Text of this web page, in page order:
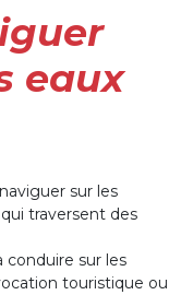
eaux
sur les
traversent des
conduire sur les
touristique ou